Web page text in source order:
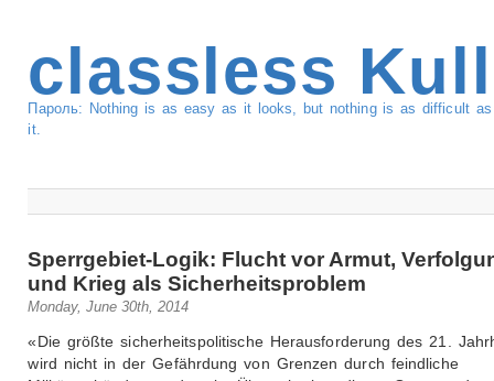
classless
Пароль: Nothing is as easy as it looks, but nothing is as difficult
it.
Sperrgebiet-Logik: Flucht vor Armut,
und Krieg als Sicherheitsproblem
Monday, June 30th, 2014
«Die größte sicherheitspolitische Herausforderung des 21.
wird nicht in der Gefährdung von Grenzen durch feindliche